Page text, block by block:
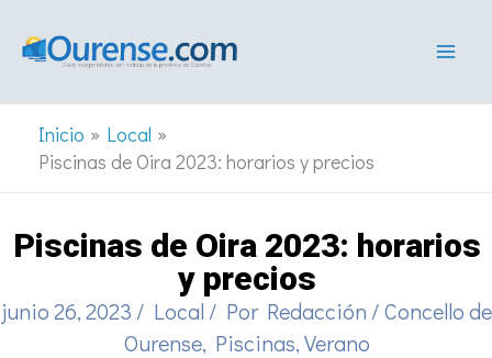
Inicio
Local
Piscinas de Oira 2023: horarios y precios
Piscinas de Oira 2023: horarios
y precios
junio 26, 2023 / Local / Por Redacción /Concello de
Ourense, Piscinas,Verano